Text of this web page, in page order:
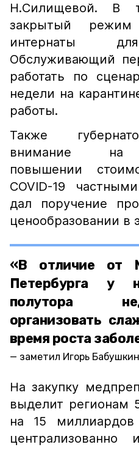
Н.Силищевой.
закрытый
интернаты
Обслуживающий
работать по
недели на
работы.
Также
внимание на
повышении
COVID-19
дал поручение
ценообразовании в
«В отличие от
Петербурга у
полутора
организовать
время роста
заметил Игорь
На закупку
выделит регионам
на 15 миллиардов